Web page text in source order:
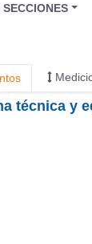
técnica y